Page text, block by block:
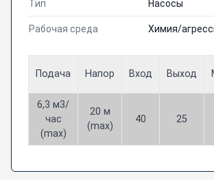
Тип Насосы
Рабочая среда Химия/
Подача Напор Вход Выход
6,3 м3/
час
(max)
20 м
(max)
40 25